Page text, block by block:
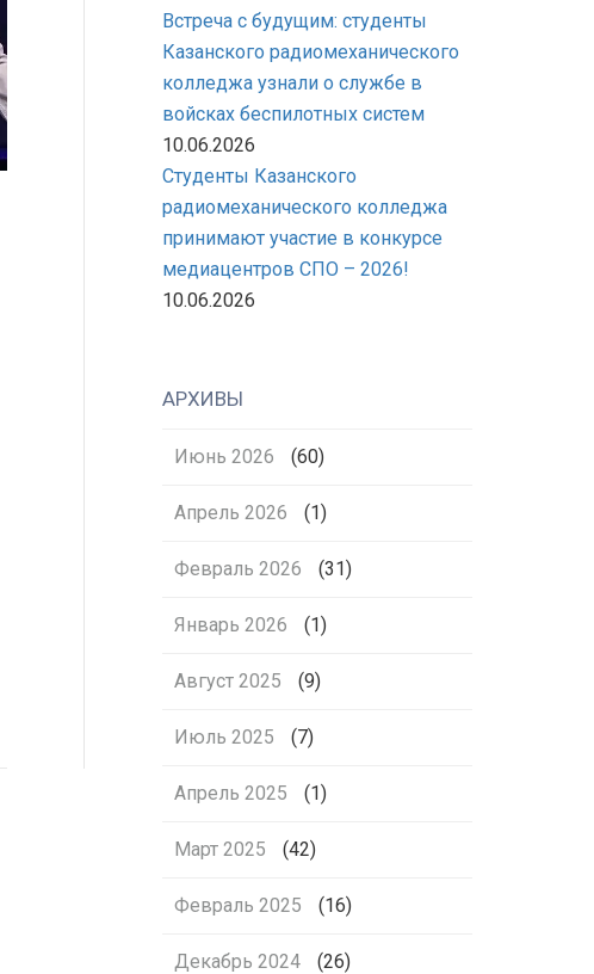
Встреча с будущим: студенты
Казанского радиомеханического
колледжа узнали о службе в
войсках беспилотных систем
10.06.2026
Студенты Казанского
радиомеханического колледжа
принимают участие в конкурсе
медиацентров СПО – 2026!
10.06.2026
АРХИВЫ
Июнь 2026 (60)
Апрель 2026 (1)
Февраль 2026 (31)
Январь 2026 (1)
Август 2025 (9)
Июль 2025 (7)
Апрель 2025 (1)
Март 2025 (42)
Февраль 2025 (16)
Декабрь 2024 (26)